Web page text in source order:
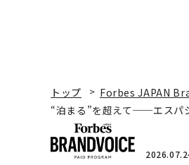
トップ Forbes JAPAN
“泊まる”を超えて──エスパ